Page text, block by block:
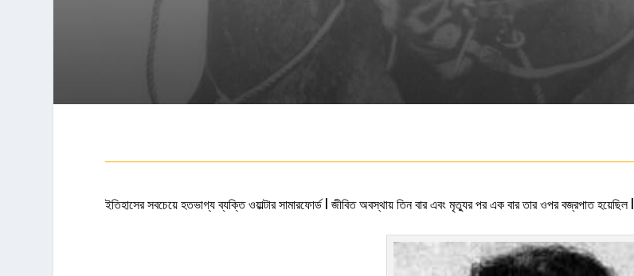
ইতিহাসের সবচেয়ে হতভাগ্য ব্যক্তি ওয়াল্টার সামারফোর্ড l জীবিত অবস্থায় তিন বার এবং মৃত্যুর পর এক বার তার ওপর বজ্রপাত হয়েছিল l